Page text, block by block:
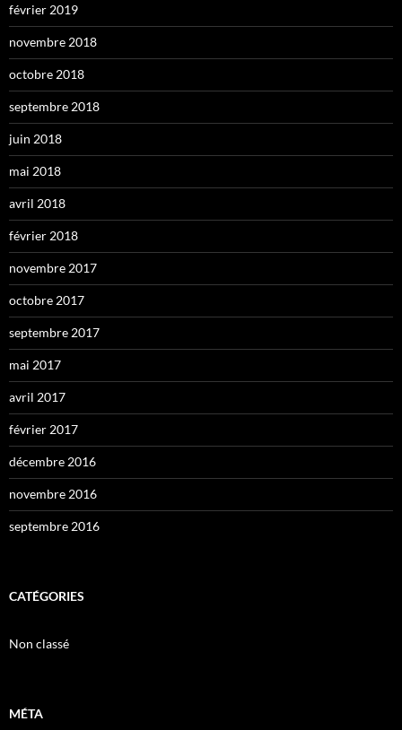
février 2019
novembre 2018
octobre 2018
septembre 2018
juin 2018
mai 2018
avril 2018
février 2018
novembre 2017
octobre 2017
septembre 2017
mai 2017
avril 2017
février 2017
décembre 2016
novembre 2016
septembre 2016
CATÉGORIES
Non classé
MÉTA